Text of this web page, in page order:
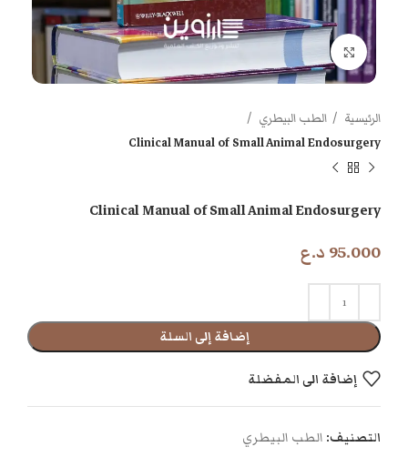
اضغط للتكبير
الرئيسية
الطب البيطري
Clinical Manual of Small Animal Endosurgery
Clinical Manual of Small Animal Endosurgery
95.000 د.ع
إضافة إلى السلة
إضافة الى المفضلة
التصنيف: الطب البيطري